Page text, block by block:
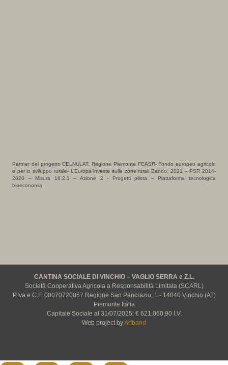
Partner del progetto CELNULAT, Regione Piemonte FEASR- Fondo europeo agricolo
e per lo sviluppo rurale- L’Europa investe sulle zone rurali Bando: 2021 – PSR 2014-
2020 – Misura 16.2.1 – Azione 2 - Progetti pilota – Piattaforma tecnologica
bioeconomia
CANTINA SOCIALE DI VINCHIO – VAGLIO SERRA e Z.L.
Società Cooperativa Agricola a Responsabilità Limitata (SCARL)
P.Iva e C.F. 00070720057 Regione San Pancrazio, 1 - 14040 Vinchio (AT)
Piemonte Italia
Capitale Sociale al 31/07/2025: € 621.060,90 I.V.
Web project byArtband